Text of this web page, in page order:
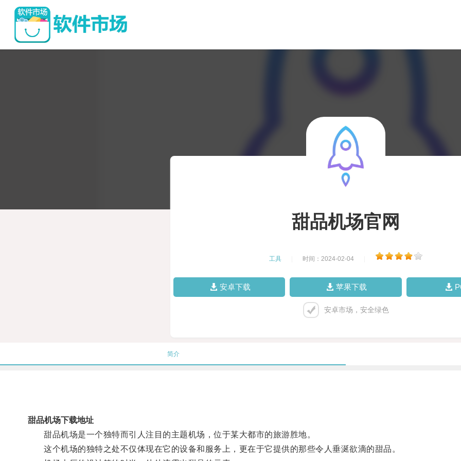
甜品机场官网
工具 时间：2024-02-04
安卓下载 苹果下载
安卓市场，安全绿色
简介
甜品机场下载地址
甜品机场是一个独特而引人注目的主题机场，位于某大都市的旅游胜地。
这个机场的独特之处不仅体现在它的设备和服务上，更在于它提供的那些令人垂涎欲滴的甜品。